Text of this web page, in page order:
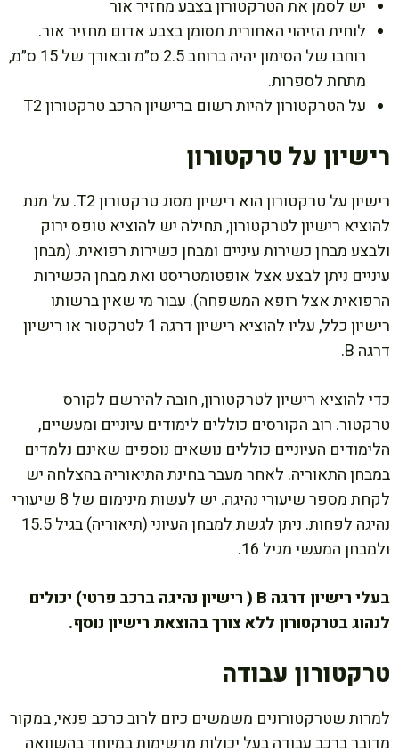
יש לסמן את הטרקטורון בצבע מחזיר אור
לוחית הזיהוי האחורית תסומן בצבע אדום מחזיר אור.
רוחבו של הסימון יהיה ברוחב 2.5 ס״מ ובאורך של 15 ס״מ,
מתחת לספרות.
על הטרקטורון להיות רשום ברישיון הרכב טרקטורון T2
רישיון על טרקטורון
רישיון על טרקטורון הוא רישיון מסוג טרקטורון T2. על מנת
להוציא רישיון לטרקטורון, תחילה יש להוציא טופס ירוק
ולבצע מבחן כשירות עיניים ומבחן כשירות רפואית. (מבחן
עיניים ניתן לבצע אצל אופטומטריסט ואת מבחן הכשירות
הרפואית אצל רופא המשפחה). עבור מי שאין ברשותו
רישיון כלל, עליו להוציא רישיון דרגה 1 לטרקטור או רישיון
דרגה B.
כדי להוציא רישיון לטרקטורון, חובה להירשם לקורס
טרקטור. רוב הקורסים כוללים לימודים עיוניים ומעשיים,
הלימודים העיוניים כוללים נושאים נוספים שאינם נלמדים
במבחן התאוריה. לאחר מעבר בחינת התיאוריה בהצלחה יש
לקחת מספר שיעורי נהיגה. יש לעשות מינימום של 8 שיעורי
נהיגה לפחות. ניתן לגשת למבחן העיוני (תיאוריה) בגיל 15.5
ולמבחן המעשי מגיל 16.
בעלי רישיון דרגה B ( רישיון נהיגה ברכב פרטי) יכולים
לנהוג בטרקטורון ללא צורך בהוצאת רישיון נוסף.
טרקטורון עבודה
למרות שטרקטורונים משמשים כיום לרוב כרכב פנאי, במקור
מדובר ברכב עבודה בעל יכולות מרשימות במיוחד בהשוואה